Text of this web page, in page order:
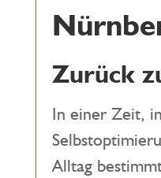
Zurück
In einer Zeit,
Alltag